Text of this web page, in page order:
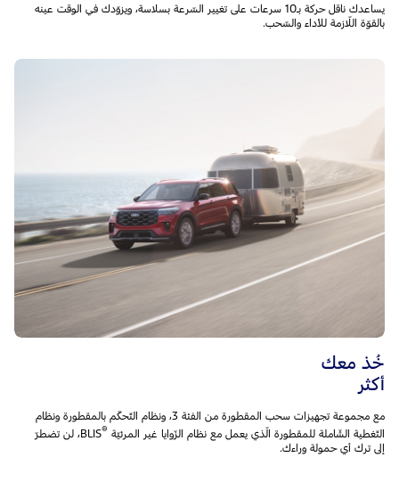
يساعدك ناقل حركة بـ10 سرعات على تغيير السّرعة بسلاسة، ويزوّدك في الوقت عينه
بالقوّة اللّازمة للأداء والسّحب.
خُذ معك
أكثر
مع مجموعة تجهيزات سحب المقطورة من الفئة 3، ونظام التّحكّم بالمقطورة ونظام
التّغطية الشّاملة للمقطورة الّذي يعمل مع نظام الزّوايا غير المرئيّة BLIS ®
‎، لن تضطرّ
إلى ترك أي حمولة وراءك.